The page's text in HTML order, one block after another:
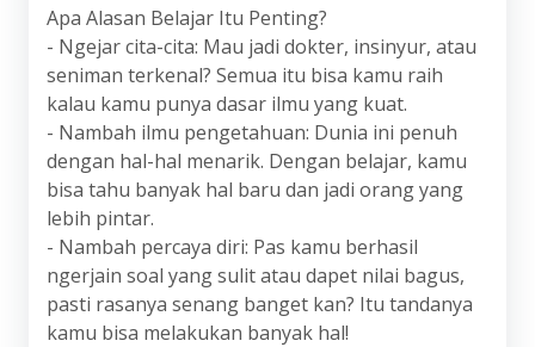
Apa Alasan Belajar Itu Penting?
- Ngejar cita-cita: Mau jadi dokter, insinyur, atau
seniman terkenal? Semua itu bisa kamu raih
kalau kamu punya dasar ilmu yang kuat.
- Nambah ilmu pengetahuan: Dunia ini penuh
dengan hal-hal menarik. Dengan belajar, kamu
bisa tahu banyak hal baru dan jadi orang yang
lebih pintar.
- Nambah percaya diri: Pas kamu berhasil
ngerjain soal yang sulit atau dapet nilai bagus,
pasti rasanya senang banget kan? Itu tandanya
kamu bisa melakukan banyak hal!